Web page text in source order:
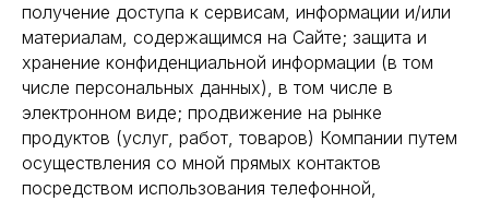
получение доступа к сервисам, информации и/или
материалам, содержащимся на Сайте; защита и
хранение конфиденциальной информации (в том
числе персональных данных), в том числе в
электронном виде; продвижение на рынке
продуктов (услуг, работ, товаров) Компании путем
осуществления со мной прямых контактов
посредством использования телефонной,